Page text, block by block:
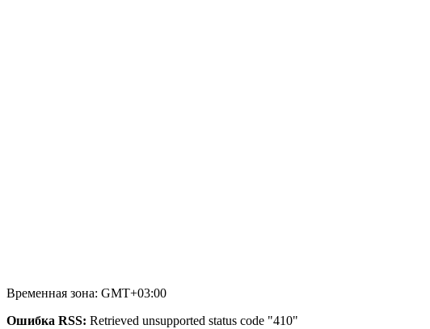
Временная зона: GMT+03:00
Ошибка RSS: Retrieved unsupported status code "410"